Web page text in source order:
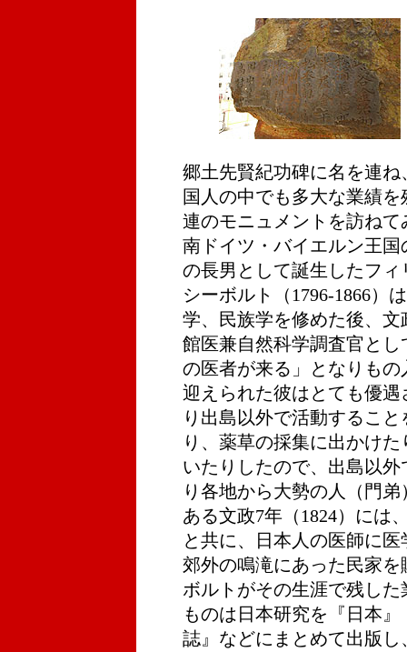
郷土先賢紀功碑に名を連
国人の中でも多大な業績
連のモニュメントを訪ねて
南ドイツ・バイエルン王
の長男として誕生したフ
シーボルト（1796-1866）
学、民族学を修めた後、文
館医兼自然科学調査官と
の医者が来る」となりも
迎えられた彼はとても優
り出島以外で活動するこ
り、薬草の採集に出かけ
いたりしたので、出島以
り各地から大勢の人（門
ある文政7年（1824）には
と共に、日本人の医師に
郊外の鳴滝にあった民家
ボルトがその生涯で残し
ものは日本研究を『日本
誌』などにまとめて出版